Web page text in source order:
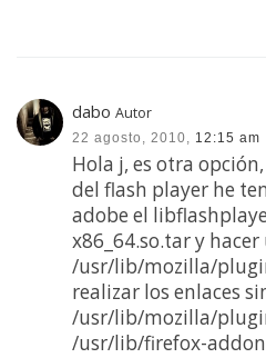
dabo Autor
22 agosto, 2010, 12:15 am
Hola j, es otra
del flash player he
adobe el
x86_64.so.tar y
/usr/lib/mozilla/
realizar los enlaces
/usr/lib/mozilla/
/usr/lib/firefox-